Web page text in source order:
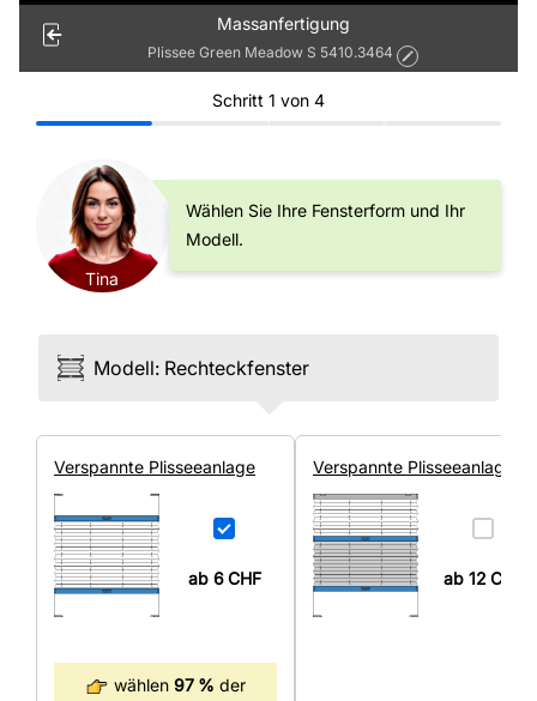
Massanfertigung
Plissee Green Meadow S 5410.3464
Schritt 1 von 4
Tina
Wählen Sie Ihre Fensterform und Ihr
Modell.
Modell: Rechteck­fenster
Ver­spannte Plissee­anlage
ab 6CHF
wählen 97 % der
Ver­spannte Plissee­anlage
ab 12 CHF